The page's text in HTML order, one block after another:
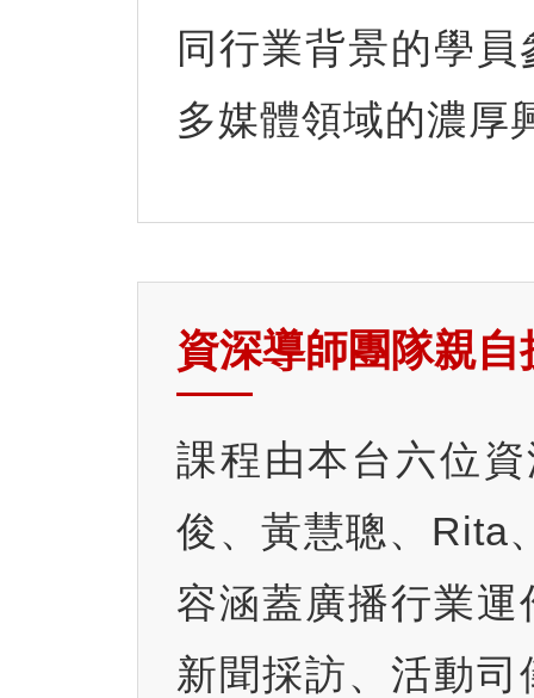
同行業背景的學
多媒體領域的濃厚
資深導師團隊親自
課程由本台六位
俊、黃慧聰、Rita
容涵蓋廣播行業
新聞採訪、活動